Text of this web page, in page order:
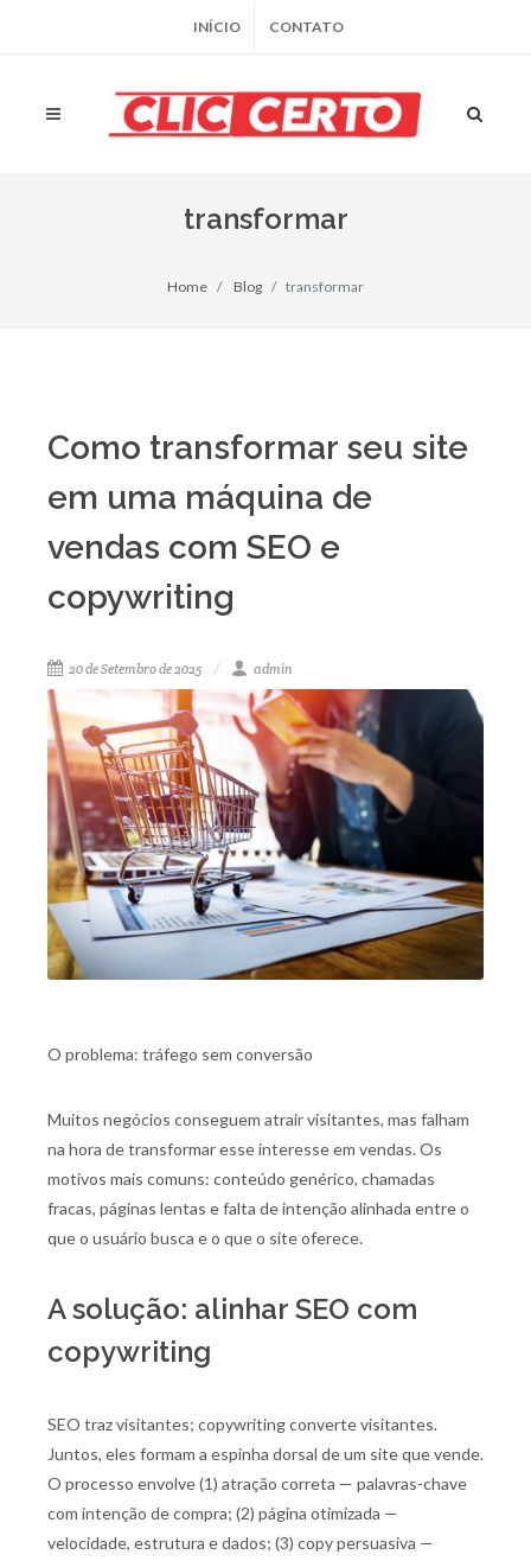
INÍCIO CONTATO
transformar
Home Blog transformar
Como transformar seu site
em uma máquina de
vendas com SEO e
copywriting
20 de Setembro de 2025 admin
O problema: tráfego sem conversão
Muitos negócios conseguem atrair visitantes, mas falham
na hora de transformar esse interesse em vendas. Os
motivos mais comuns: conteúdo genérico, chamadas
fracas, páginas lentas e falta de intenção alinhada entre o
que o usuário busca e o que o site oferece.
A solução: alinhar SEO com
copywriting
SEO traz visitantes; copywriting converte visitantes.
Juntos, eles formam a espinha dorsal de um site que vende.
O processo envolve (1) atração correta — palavras-chave
com intenção de compra; (2) página otimizada —
velocidade, estrutura e dados; (3) copy persuasiva —